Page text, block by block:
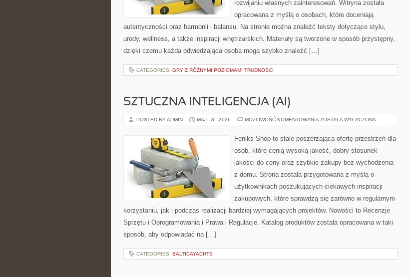
rozwijaniu własnych zainteresowań. Witryna została
opracowana z myślą o osobach, które doceniają
autentyczności oraz harmonii i balansu. Na stronie można znaleźć teksty dotyczące stylu,
urody, wellness, a także inspiracji wnętrzarskich. Materiały są tworzone w sposób przystępny,
dzięki czemu każda odwiedzająca osoba mogą szybko znaleźć […]
CATEGORIES: GRY Z RÓŻNYMI POZIOMAMI TRUDNOŚCI
SZTUCZNA INTELIGENCJA (AI)
POSTED BY ADMIN MAJ - 8 - 2026 MOŻLIWOŚĆ KOMENTOWANIA SZTUCZNA
ZOSTAŁA WYŁĄCZONA
Feniks Shop to stale poszerzająca ofertę przestrzeń dla
osób, które cenią wysoką jakość, dobry stosunek
jakości do ceny oraz szybkie zakupy bez wychodzenia
z domu. Strona została przygotowana z myślą o
użytkownikach poszukujących ciekawych inspiracji
zakupowych, które sprawdzą się zarówno w regularnym
korzystaniu, jak i podczas realizacji bardziej wymagających projektów. Nowości to Recenzje
Sprzętu i Oprogramowania i Prawa i Regulacje. Katalog produktów została opracowana w taki
sposób, aby odpowiadać na […]
CATEGORIES: BALTICAYACHTS